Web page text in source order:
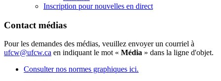
Inscription pour nouvelles en direct
Contact médias
Pour les demandes des médias, veuillez envoyer un courriel à
ufcw@ufcw.ca en indiquant le mot « Média » dans la ligne d'objet.
Consulter nos normes graphiques ici.